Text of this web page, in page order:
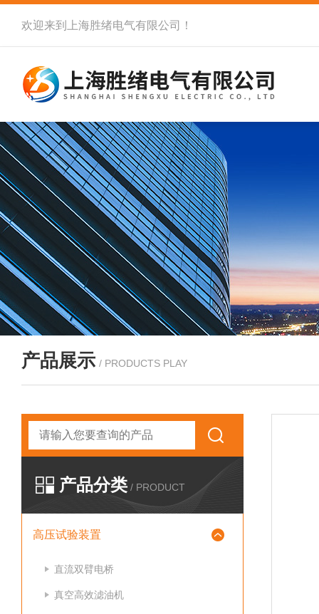
欢迎来到 上海胜绪电气有限公司 ！
产品展示 / PRODUCTS PLAY
产品分类 / PRODUCT
高压试验装置
直流双臂电桥
真空高效滤油机